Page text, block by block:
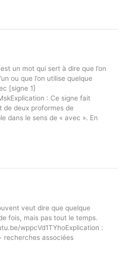
un mot qui sert à dire que l’on
ou que l’on utilise quelque
[signe 1]
: Ce signe fait
de deux proformes de
dans le sens de « avec ». En
veut dire que quelque
fois, mais pas tout le temps.
wppcVd1TYhoExplication :
recherches associées